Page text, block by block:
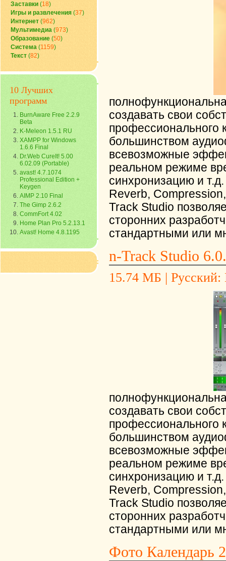
Заставки (18)
Игры и развлечения (37)
Интернет (962)
Мультимедиа (973)
Образование (50)
Система (1159)
Текст (82)
10 Лучших
программ
BurnAware Free 2.2.9
Beta
K-Meleon 1.5.1 RU
XAMPP for Windows
1.6.6 Final
Dr.Web CureIt! 5.00
6.02.09 (Portable)
avast! 4.7.1074
Professional Edition +
Keygen
AIMP 2.10 Final
The Gimp 2.6.2
CommFort 4.02
Home Plan Pro 5.2.13.1
Avast! Home 4.8.1195
создавать свои
профессионального
большинством
всевозможные
реальном режиме
синхронизацию и
Reverb,
Track Studio
сторонних
стандартными или
n-Track Studio
15.74 МБ | Русский:
создавать свои
профессионального
большинством
всевозможные
реальном режиме
синхронизацию и
Reverb,
Track Studio
сторонних
стандартными или
Фото Календарь